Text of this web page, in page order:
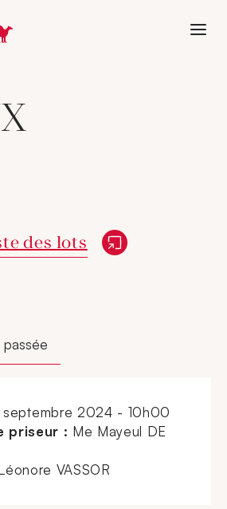
Aller à l'accueil de Crédit Municipal
des lots
passée
septembre 2024 - 10h00
priseur : Me Mayeul DE
VASSOR